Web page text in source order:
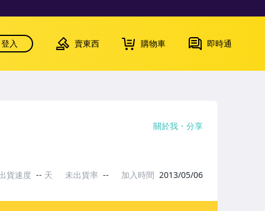
登入 賣東西 購物車 即時通
關於我 分享
貨速度 -- 天 未出貨率 -- 加入時間 2013/05/06